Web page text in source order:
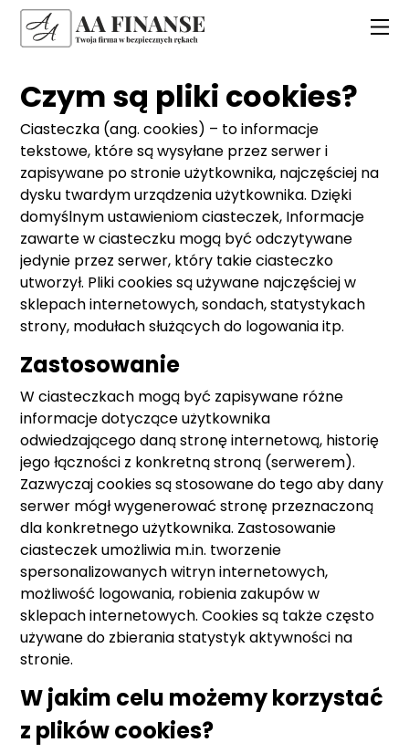
Czym są pliki cookies?
Ciasteczka (ang. cookies) – to informacje
tekstowe, które są wysyłane przez serwer i
zapisywane po stronie użytkownika, najczęściej na
dysku twardym urządzenia użytkownika. Dzięki
domyślnym ustawieniom ciasteczek, Informacje
zawarte w ciasteczku mogą być odczytywane
jedynie przez serwer, który takie ciasteczko
utworzył. Pliki cookies są używane najczęściej w
sklepach internetowych, sondach, statystykach
strony, modułach służących do logowania itp.
Zastosowanie
W ciasteczkach mogą być zapisywane różne
informacje dotyczące użytkownika
odwiedzającego daną stronę internetową, historię
jego łączności z konkretną stroną (serwerem).
Zazwyczaj cookies są stosowane do tego aby dany
serwer mógł wygenerować stronę przeznaczoną
dla konkretnego użytkownika. Zastosowanie
ciasteczek umożliwia m.in. tworzenie
spersonalizowanych witryn internetowych,
możliwość logowania, robienia zakupów w
sklepach internetowych. Cookies są także często
używane do zbierania statystyk aktywności na
stronie.
W jakim celu możemy korzystać
z plików cookies?